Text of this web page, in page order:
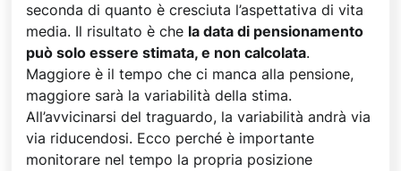
seconda di quanto è cresciuta l’aspettativa di vita
media. Il risultato è che la data di pensionamento
può solo essere stimata, e non calcolata.
Maggiore è il tempo che ci manca alla pensione,
maggiore sarà la variabilità della stima.
All’avvicinarsi del traguardo, la variabilità andrà via
via riducendosi. Ecco perché è importante
monitorare nel tempo la propria posizione